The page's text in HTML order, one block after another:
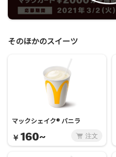
そのほかのスイーツ
マックシェイク® バニラ
￥ 160~ 注文